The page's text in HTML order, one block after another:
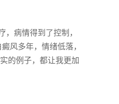
病情得到了控制，
风多年，情绪低落，
的例子，都让我更加